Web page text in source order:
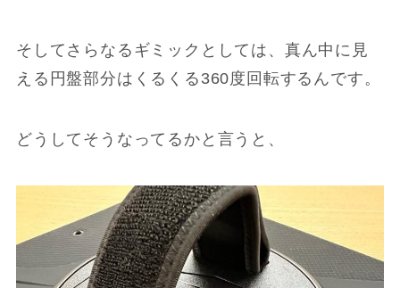
そしてさらなるギミックとしては、真ん中に見
える円盤部分はくるくる360度回転するんです。
どうしてそうなってるかと言うと、